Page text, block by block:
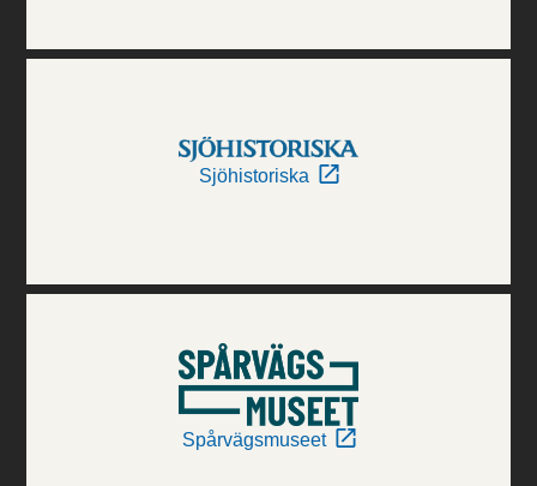
Sjöhistoriska
Spårvägsmuseet